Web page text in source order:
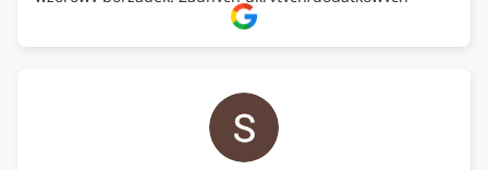
kosztów. Zaskoczenie. Kontakt bardzo OK. Obsługa
pomontażowa również OK. A ich środki do oczyszczalni –